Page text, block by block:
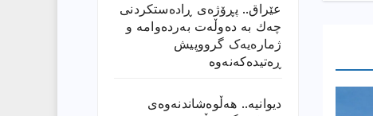
عێراق.. پڕۆژەی ڕادەستكردنی
چەك بە دەوڵەت بەردەوامە و
ژمارەیەک گرووپیش
ڕەتیدەکەنەوە
دیوانیە.. هەڵوەشاندنەوەی